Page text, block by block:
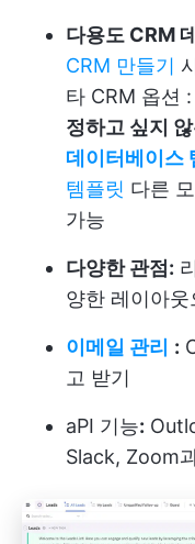
다용도 CRM
CRM 만들기
타 CRM 옵션 :
정하고 싶지
데이터베이스
템플릿 다른
가능
다양한 관점:
양한 레이아
이메일 관리 :
고 받기
aPI 기능:
Slack, Zoom